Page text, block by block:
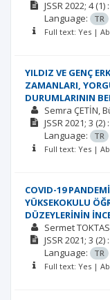
JSSR2022; 4(1)
Language:
TR
Full text: Yes |
YILDIZ VE GENÇ
ZAMANLARI,
DURUMLARININ
Semra ÇETİN
JSSR2021; 3 (2)
Language:
TR
Full text: Yes |
COVID-19
YÜKSEKOKULU
DÜZEYLERİNİN
Sermet TOKTAS
JSSR2021; 3 (2)
Language:
TR
Full text: Yes |